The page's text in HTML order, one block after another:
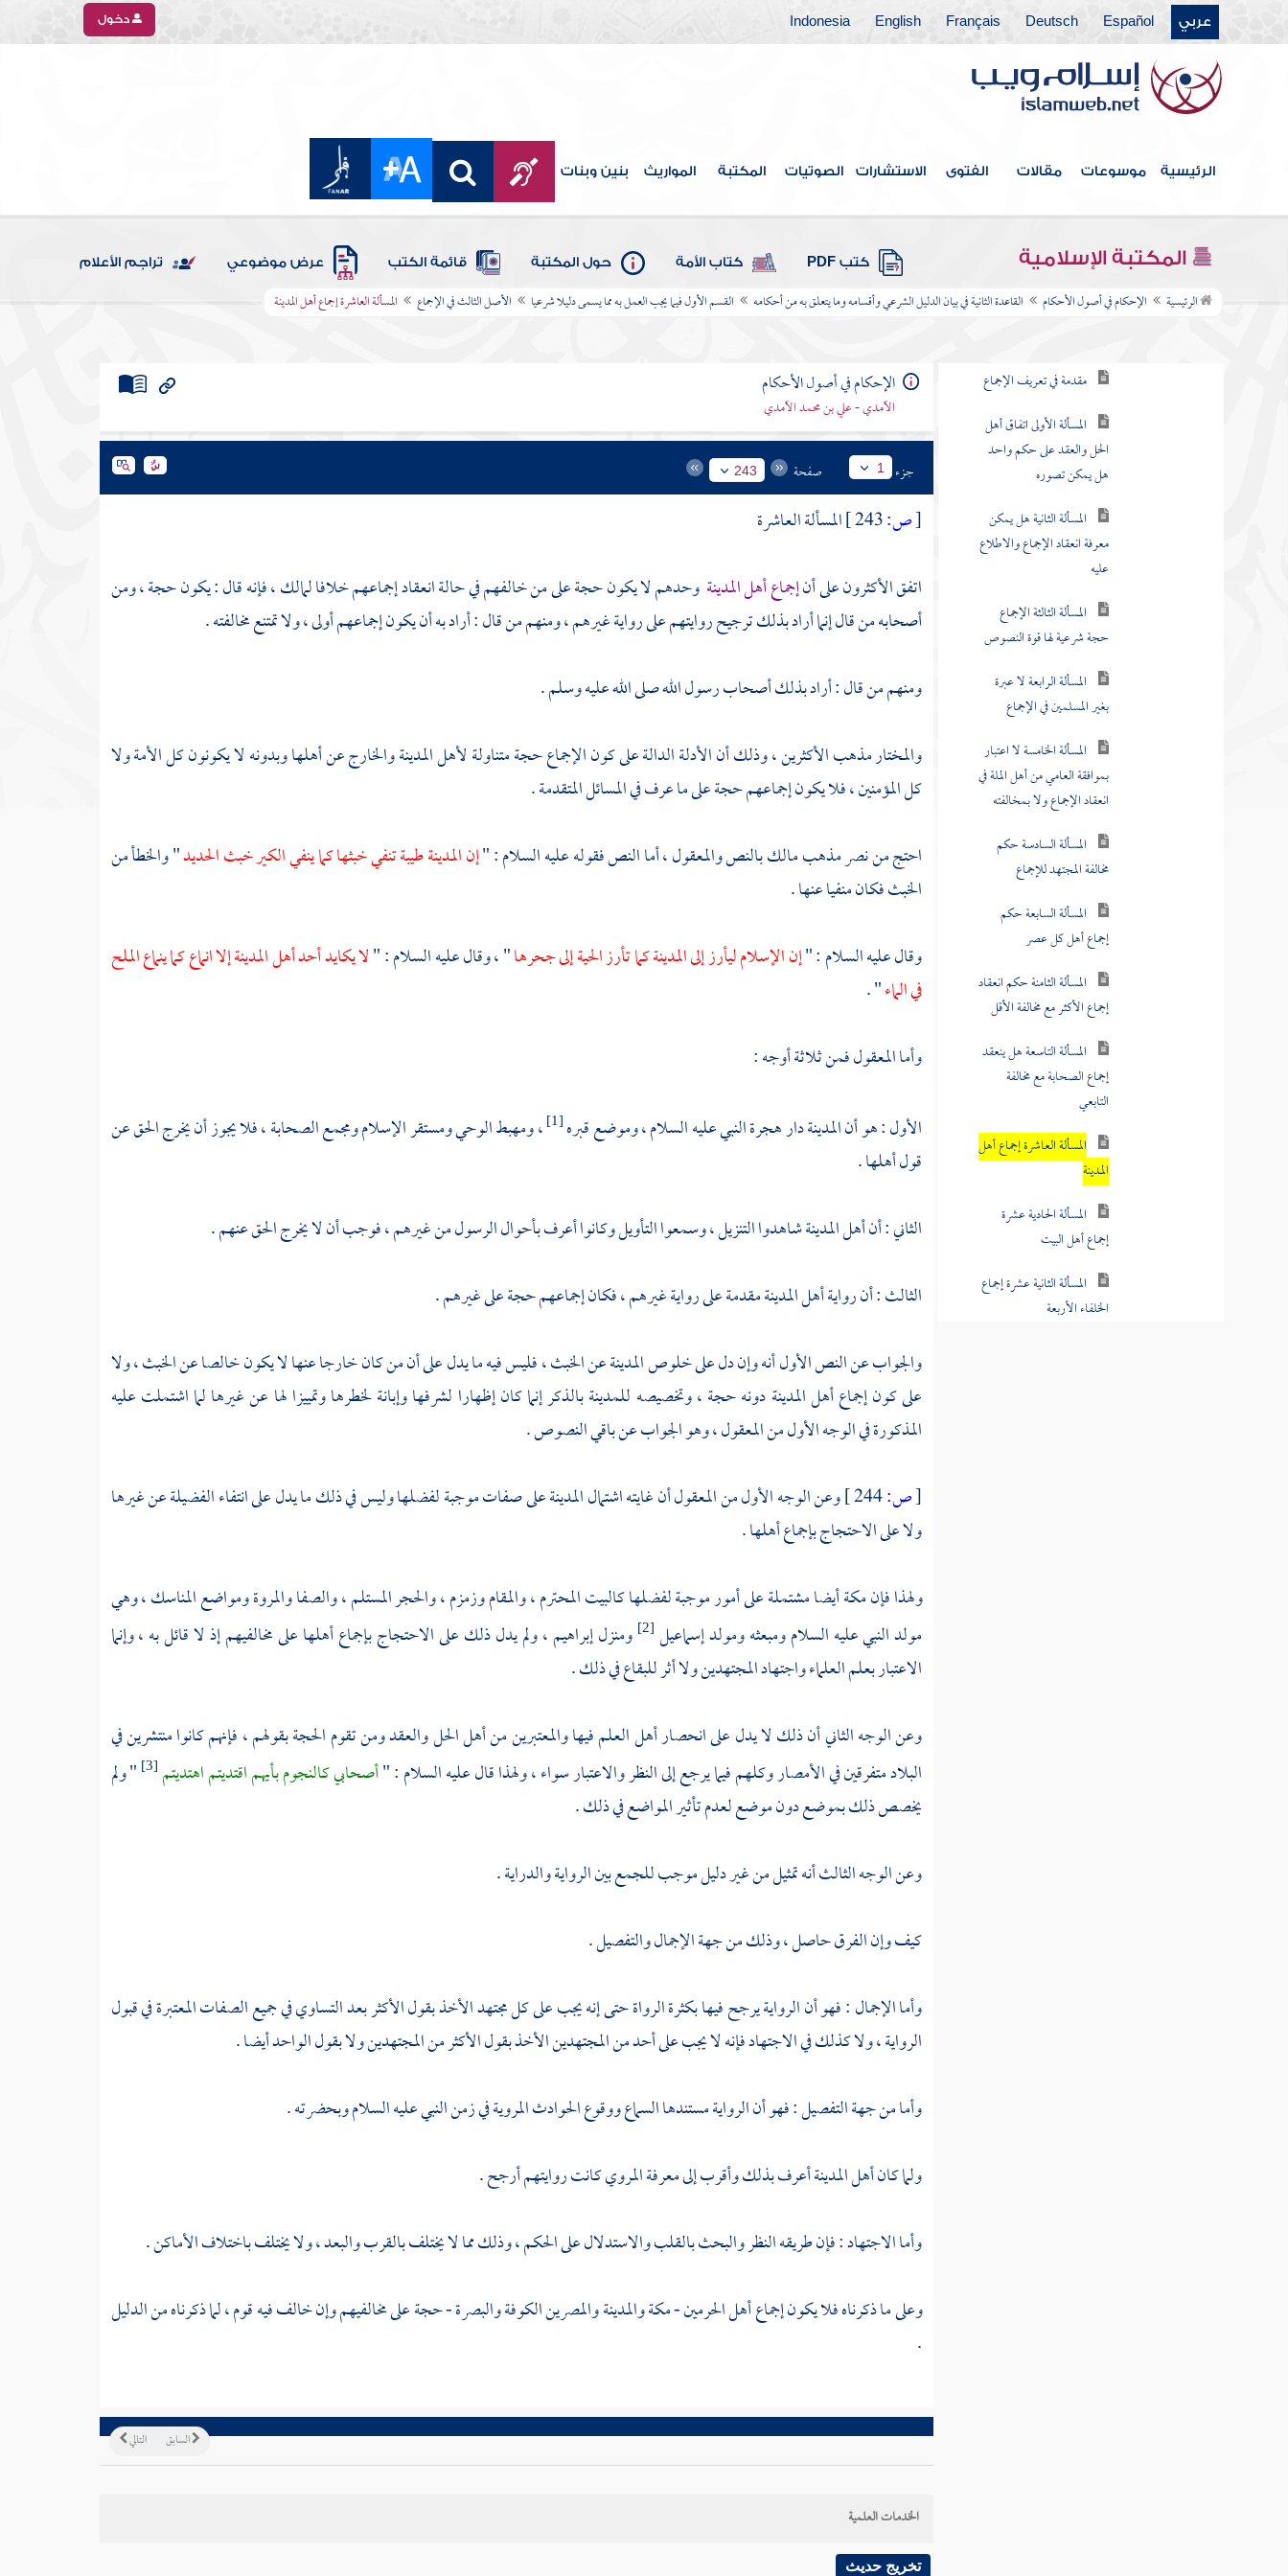
عربي Español
Deutsch
Français
English
Indonesia دخول
الرئيسية موسوعات مقالات الفتوى الاستشارات الصوتيات المكتبة المواريث بنين وبنات
المكتبة الإسلامية كتب PDF كتاب الأمة حول المكتبة قائمة الكتب عرض موضوعي تراجم الأعلام
الرئيسية الإحكام في أصول الأحكام القاعدة الثانية في بيان الدليل الشرعي وأقسامه وما يتعلق به من أحكامه القسم الأول فيما يجب العمل به مما يسمى دليلا شرعيا الأصل الثالث في الإجماع المسألة العاشرة إجماع أهل المدينة
يسمى دليلا شرعيا
الأصل الأول في تحقيق معنى
الكتاب وما يتعلق به من المسائل
الأصل الثاني في السنة
الأصل الثالث في الإجماع
المسألة الأولى اتفاق أهل
الحل والعقد على حكم واحد
هل يمكن تصوره
عليه
المسألة الثالثة الإجماع
حجة شرعية لها قوة النصوص
بغير المسلمين في الإجماع
انعقاد الإجماع ولا بمخالفته
مخالفة المجتهد للإجماع
إجماع أهل كل عصر
المسألة الثامنة حكم انعقاد
المسألة التاسعة هل ينعقد
التابعي
المدينة
إجماع أهل البيت
المسألة الثانية عشرة إجماع
الخلفاء الأربعة
المسألة الثالثة عشرة
المسألة الرابعة عشرة
المسألة الخامسة عشرة
الإحكام في أصول الأحكام
الآمدي - علي بن محمد الآمدي
جزء 1 صفحة 243
[ص:
المسألة العاشرة
اتفق الأكثرون على أنإجماع أهلالمدينة وحدهم لا يكون حجة على من خالفهم في حالة انعقاد إجماعهم خلافالمالك، فإنه قال : يكون حجة ، ومن
أصحابه من قال إنما أراد بذلك ترجيح روايتهم على رواية غيرهم ، ومنهم من قال : أراد به أن يكون إجماعهم أولى ، ولا تمتنع مخالفته .
ومنهم من قال : أراد بذلك أصحاب رسول الله صلى الله عليه وسلم .
والمختار مذهب الأكثرين ، وذلك أن الأدلة الدالة على كون الإجماع حجة متناولة لأهلالمدينةوالخارج عن أهلها وبدونه لا يكونون كل الأمة ولا
كل المؤمنين ، فلا يكون إجماعهم حجة على ما عرف في المسائل المتقدمة .
احتج من نصر مذهبمالكبالنص والمعقول ، أما النص فقوله عليه السلام : "إنالمدينةطيبة تنفي خبثها كما ينفي الكير خبث الحديد" والخطأ من
الخبث فكان منفيا عنها .
وقال عليه السلام : "إن الإسلام ليأرز إلىالمدينةكما تأرز الحية إلى جحرها" ، وقال عليه السلام : "لا يكايد أحد أهلالمدينةإلا انماع كما ينماع الملح
في الماء" .
وأما المعقول فمن ثلاثة أوجه :
الأول : هو أنالمدينةدار هجرة النبي عليه السلام ، وموضع قبره [1]
، ومهبط الوحي ومستقر الإسلام ومجمع الصحابة ، فلا يجوز أن يخرج الحق عن
قول أهلها .
الثاني : أن أهلالمدينةشاهدوا التنزيل ، وسمعوا التأويل وكانوا أعرف بأحوال الرسول من غيرهم ، فوجب أن لا يخرج الحق عنهم .
الثالث : أن رواية أهلالمدينةمقدمة على رواية غيرهم ، فكان إجماعهم حجة على غيرهم .
والجواب عن النص الأول أنه وإن دل على خلوصالمدينةعن الخبث ، فليس فيه ما يدل على أن من كان خارجا عنها لا يكون خالصا عن الخبث ، ولا
على كون إجماع أهلالمدينةدونه حجة ، وتخصيصه للمدينةبالذكر إنما كان إظهارا لشرفها وإبانة لخطرها وتمييزا لها عن غيرها لما اشتملت عليه
المذكورة في الوجه الأول من المعقول ، وهو الجواب عن باقي النصوص .
[ص: وعن الوجه الأول من المعقول أن غايته اشتمالالمدينةعلى صفات موجبة لفضلها وليس في ذلك ما يدل على انتفاء الفضيلة عن غيرها
ولا على الاحتجاج بإجماع أهلها .
ولهذا فإنمكةأيضا مشتملة على أمور موجبة لفضلهاكالبيت المحترم،والمقاموزمزم،والحجر المستلم،والصفاوالمروةومواضع المناسك ، وهي
مولد النبي عليه السلام ومبعثه ومولدإسماعيل [2] ومنزلإبراهيم، ولم يدل ذلك على الاحتجاج بإجماع أهلها على مخالفيهم إذ لا قائل به ، وإنما
الاعتبار بعلم العلماء واجتهاد المجتهدين ولا أثر للبقاع في ذلك .
وعن الوجه الثاني أن ذلك لا يدل على انحصار أهل العلم فيها والمعتبرين من أهل الحل والعقد ومن تقوم الحجة بقولهم ، فإنهم كانوا منتشرين في
البلاد متفرقين في الأمصار وكلهم فيما يرجع إلى النظر والاعتبار سواء ، ولهذا قال عليه السلام : "أصحابي كالنجوم بأيهم اقتديتم اهتديتم [3]
" ولم
يخصص ذلك بموضع دون موضع لعدم تأثير المواضع في ذلك .
وعن الوجه الثالث أنه تمثيل من غير دليل موجب للجمع بين الرواية والدراية .
كيف وإن الفرق حاصل ، وذلك من جهة الإجمال والتفصيل .
وأما الإجمال : فهو أن الرواية يرجح فيها بكثرة الرواة حتى إنه يجب على كل مجتهد الأخذ بقول الأكثر بعد التساوي في جميع الصفات المعتبرة في قبول
الرواية ، ولا كذلك في الاجتهاد فإنه لا يجب على أحد من المجتهدين الأخذ بقول الأكثر من المجتهدين ولا بقول الواحد أيضا .
وأما من جهة التفصيل : فهو أن الرواية مستندها السماع ووقوع الحوادث المروية في زمن النبي عليه السلام وبحضرته .
ولما كان أهلالمدينةأعرف بذلك وأقرب إلى معرفة المروي كانت روايتهم أرجح .
وأما الاجتهاد : فإن طريقه النظر والبحث بالقلب والاستدلال على الحكم ، وذلك مما لا يختلف بالقرب والبعد ، ولا يختلف باختلاف الأماكن .
وعلى ما ذكرناه فلا يكون إجماع أهلالحرمين-مكةوالمدينةوالمصرينالكوفةوالبصرة- حجة على مخالفيهم وإن خالف فيه قوم ، لما ذكرناه من الدليل
.
التالي السابق
الخدمات العلمية
تخريج حديث